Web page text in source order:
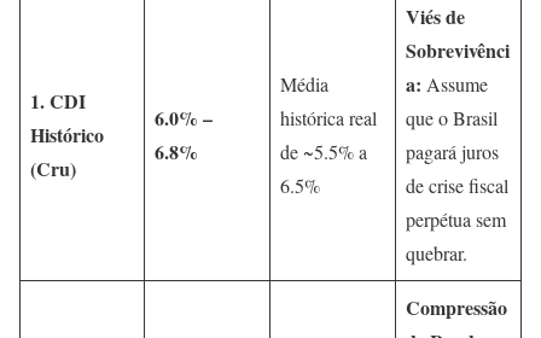
1. CDI
Histórico
(Cru)
6.0% –
6.8%
Média
histórica real
de ~5.5% a
6.5%
Viés de
Sobrevivênci
a: Assume
que o Brasil
pagará juros
de crise fiscal
perpétua sem
quebrar.
Compressão